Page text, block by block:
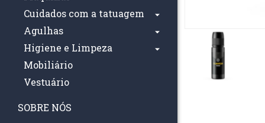
Cuidados com a tatuagem
Agulhas
Higiene e Limpeza
Mobiliário
Vestuário
SOBRE NÓS